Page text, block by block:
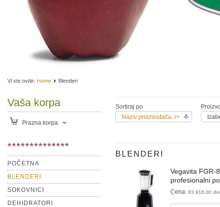
Vi ste ovde: Home Blenderi
Vaša korpa
Prazna korpa
**************
POČETNA
BLENDERI
SOKOVNICI
DEHIDRATORI
Sortiraj po
Naziv proizvođača -/+
BLENDERI
Vegavita FGR-
profesionalni
Cena: 83.916,00 din